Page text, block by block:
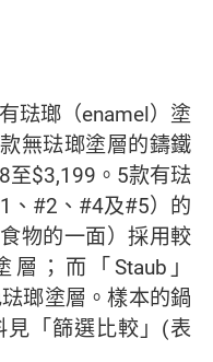
琺瑯（enamel）塗
無琺瑯塗層的鑄鐵
$3,199。5款有琺
、#2、#4及#5）的
物的一面）採用較
；而「Staub」
瑯塗層。樣本的鍋
「篩選比較」(表